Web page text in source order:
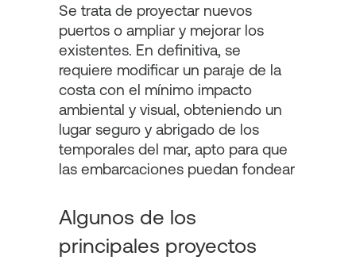
Se trata de proyectar nuevos
puertos o ampliar y mejorar los
existentes. En definitiva, se
requiere modificar un paraje de la
costa con el mínimo impacto
ambiental y visual, obteniendo un
lugar seguro y abrigado de los
temporales del mar, apto para que
las embarcaciones puedan fondear
Algunos de los
principales proyectos